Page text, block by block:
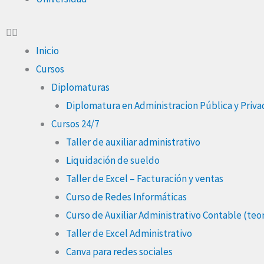
Inicio
Cursos
Diplomaturas
Diplomatura en Administracion Pública y
Cursos 24/7
Taller de auxiliar administrativo
Liquidación de sueldo
Taller de Excel – Facturación y ventas
Curso de Redes Informáticas
Curso de Auxiliar Administrativo Contable
Taller de Excel Administrativo
Canva para redes sociales